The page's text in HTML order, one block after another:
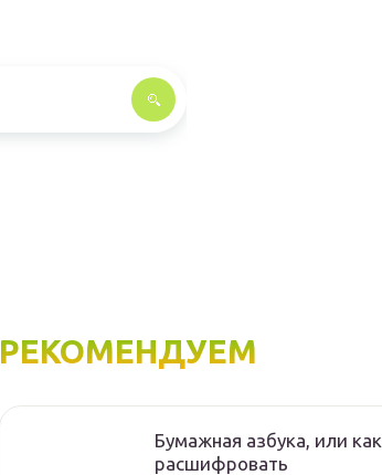
РЕКОМЕНДУЕМ
Бумажная азбука, или как
расшифровать